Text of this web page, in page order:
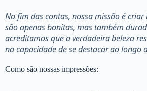
No fim das contas, nossa missão é
são apenas bonitas, mas também
acreditamos que a verdadeira beleza
na capacidade de se destacar ao longo
Como são nossas impressões: